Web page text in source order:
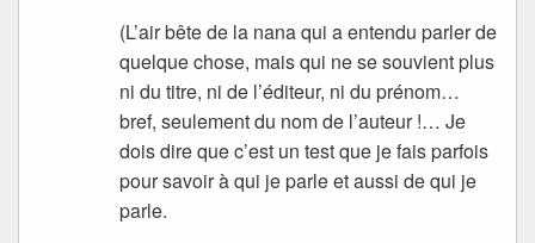
(L’air bête de la nana qui a entendu parler de
quelque chose, mais qui ne se souvient plus
ni du titre, ni de l’éditeur, ni du prénom…
bref, seulement du nom de l’auteur !… Je
dois dire que c’est un test que je fais parfois
pour savoir à qui je parle et aussi de qui je
parle.